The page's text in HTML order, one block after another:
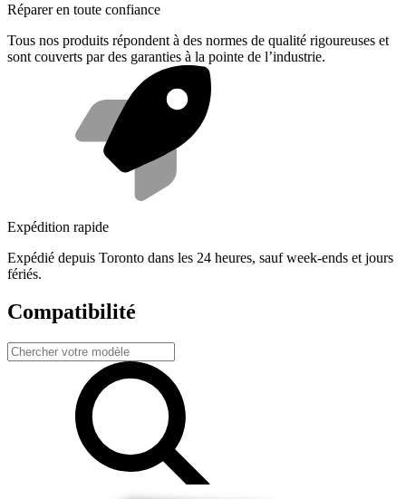
Réparer en toute confiance
Tous nos produits répondent à des normes de qualité rigoureuses et
sont couverts par des garanties à la pointe de l’industrie.
Expédition rapide
Expédié depuis Toronto dans les 24 heures, sauf week-ends et jours
fériés.
Compatibilité